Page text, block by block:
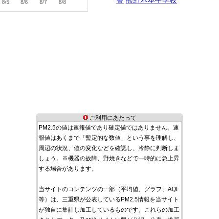
8/5 8/6 8/7 8/8
ご利用にあたって
PM2.5の値は速報値であり確定値ではありません。速
報値はあくまで「暫定的な数値」という事を理解し、
周辺の状況、値の変化などを確認し、冷静に判断しま
しょう。※機器の故障、野焼きなどで一時的に急上昇
する場合があります。
当サイトのコンテンツの一部（平均値、グラフ、AQI
等）は、三重県が公表しているPM2.5情報を当サイト
が独自に集計し加工しているものです。これらの加工